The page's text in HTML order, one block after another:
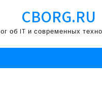
CBORG.RU
об IT и современных